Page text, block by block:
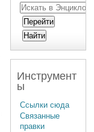
Инструмент
ы
Ссылки сюда
Связанные
правки